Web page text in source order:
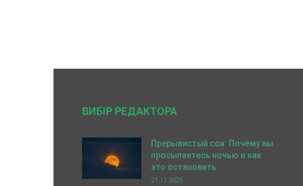
ВИБІР РЕДАКТОРА
Прерывистый сон: Почему вы
просыпаетесь ночью и как
это остановить
21.11.2025